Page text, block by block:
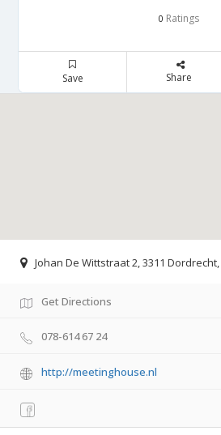
0 Ratings
Save Share
Johan De Wittstraat 2, 3311
Get Directions
078-614 67 24
http://meetinghouse.nl